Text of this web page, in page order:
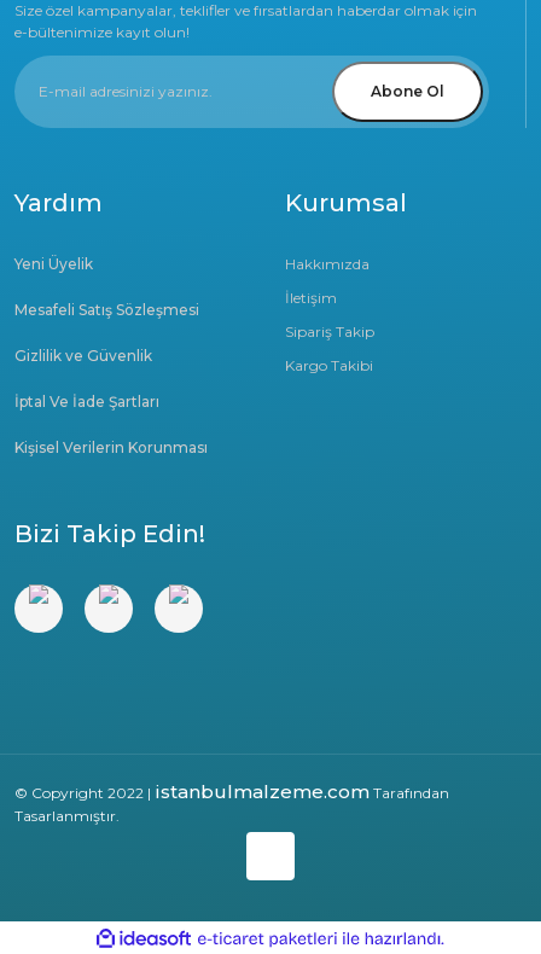
Size özel kampanyalar, teklifler ve fırsatlardan haberdar olmak için
e-bültenimize kayıt olun!
Abone Ol
Kurumsal
Hakkımızda
İletişim
Sipariş Takip
Kargo Takibi
Yardım
Yeni Üyelik
Mesafeli Satış Sözleşmesi
Gizlilik ve Güvenlik
İptal Ve İade Şartları
Kişisel Verilerin Korunması
Bizi Takip Edin!
© Copyright 2022 | istanbulmalzeme.com Tarafından
Tasarlanmıştır.
ideasoft
e-